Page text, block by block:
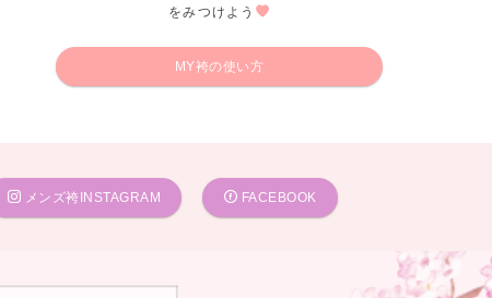
をみつけよう
MY袴の使い方
メンズ袴INSTAGRAM FACEBOOK